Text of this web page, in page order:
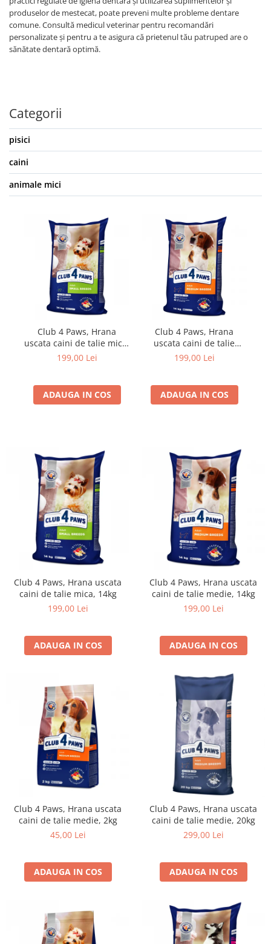
produselor de mestecat, poate preveni multe probleme dentare
comune. Consultă medicul veterinar pentru recomandări
personalizate și pentru a te asigura că prietenul tău patruped are o
sănătate dentară optimă.
Categorii
pisici
caini
animale mici
Club 4 Paws, Hrana
uscata caini de talie mica,
14kg
199,00 Lei
ADAUGA IN COS
Club 4 Paws, Hrana
uscata caini de talie
medie, 14kg
199,00 Lei
ADAUGA IN COS
Club 4 Paws, Hrana uscata
caini de talie mica, 14kg
199,00 Lei
ADAUGA IN COS
Club 4 Paws, Hrana uscata
caini de talie medie, 14kg
199,00 Lei
ADAUGA IN COS
Club 4 Paws, Hrana uscata
caini de talie medie, 2kg
45,00 Lei
ADAUGA IN COS
Club 4 Paws, Hrana uscata
caini de talie medie, 20kg
299,00 Lei
ADAUGA IN COS